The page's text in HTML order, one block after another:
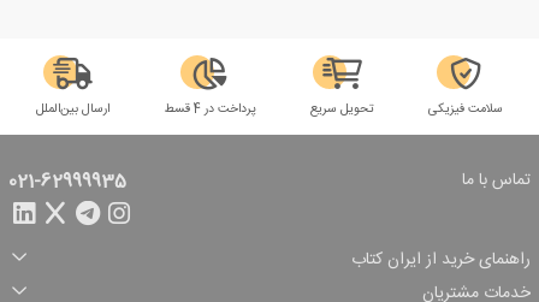
سلامت فیزیکی تحویل سریع پرداخت در 4 قسط ارسال بین‌الملل
تماس با ما 021-62999935
راهنمای خرید از ایران کتاب
ثبت سفارش
شرایط ارسال سفارش
شیوه پرداخت
تخفیف‌های خرید
خدمات مشتریان